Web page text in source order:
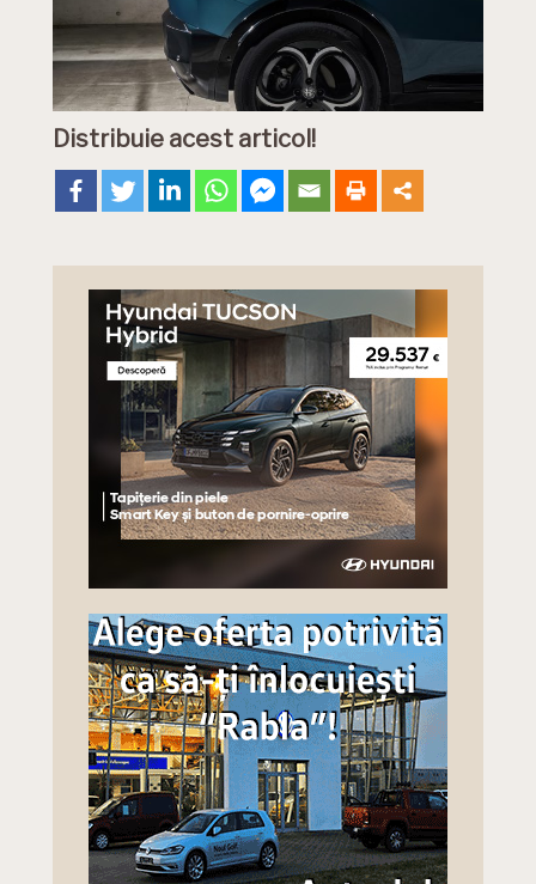
Distribuie acest articol!